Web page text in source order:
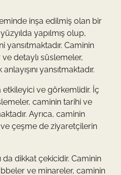
inşa edilmiş olan bir
yapılmış olup,
Caminin
ve detaylı süslemeler,
yansıtmaktadır.
etkileyici ve görkemlidir. İç
caminin tarihi ve
Ayrıca, caminin
çeşme de ziyaretçilerin
da dikkat çekicidir. Caminin
ve minareler, caminin